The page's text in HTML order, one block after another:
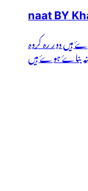
naat BY
دور رہ کروہ
بناۓ ہوۓ ہیں